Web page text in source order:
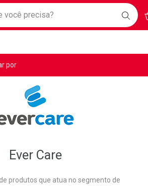
APP e aproveite Ofertas Exclusivas!
O
você precisa?
Care
Ever Care
produtos que atua no segmento de
por